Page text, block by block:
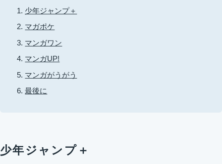
少年ジャンプ＋
マガポケ
マンガワン
マンガUP!
マンガがうがう
最後に
少年ジャンプ＋